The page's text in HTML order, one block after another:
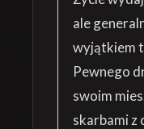
ale
wyjątkiem
Pewnego
swoim
skarbami z